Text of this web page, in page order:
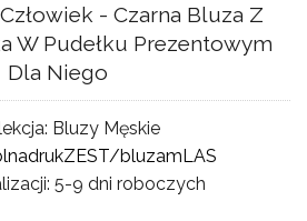
- Czarna Bluza Z
W Pudełku Prezentowym
Dla Niego
Bluzy Męskie
bluzamLAS
5-9 dni roboczych